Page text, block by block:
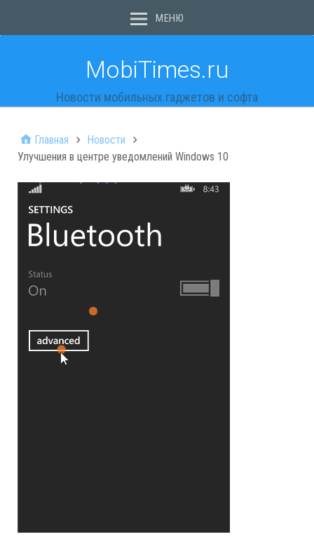
МЕНЮ
MobiTimes.ru
Новости мобильных гаджетов и софта
Главная
Новости
Улучшения в центре уведомлений Windows 10